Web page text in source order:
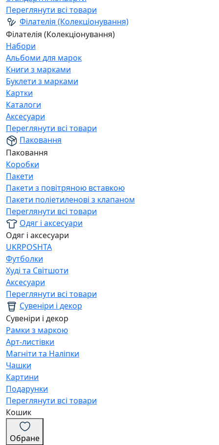
Переглянути всі товари
Філателія (Колекціонування)
Філателія (Колекціонування)
Набори
Альбоми для марок
Книги з марками
Буклети з марками
Картки
Каталоги
Аксесуари
Переглянути всі товари
Паковання
Паковання
Коробки
Пакети
Пакети з повітряною вставкою
Пакети поліетиленові з клапаном
Переглянути всі товари
Одяг і аксесуари
Одяг і аксесуари
UKRPOSHTA
Футболки
Худі та Світшоти
Аксесуари
Переглянути всі товари
Сувеніри і декор
Сувеніри і декор
Рамки з маркою
Арт-листівки
Магніти та Наліпки
Чашки
Картини
Подарунки
Переглянути всі товари
Кошик
Обране